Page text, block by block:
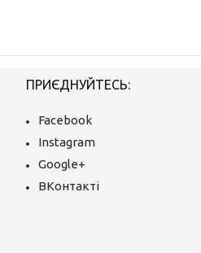
ПРИЄДНУЙТЕСЬ:
Facebook
Instagram
Google+
ВКонтакті